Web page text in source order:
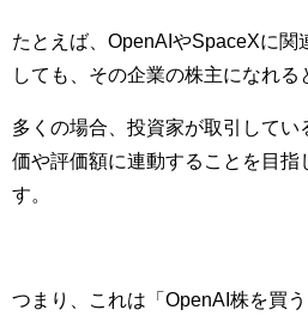
たとえば、OpenAIやSpaceXに関
しても、その企業の株主になれる
多くの場合、投資家が取引して
価や評価額に連動することを目指
す。
つまり、これは「OpenAI株を買